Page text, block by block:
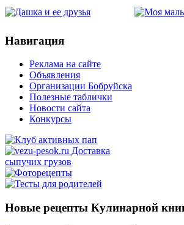
Навигация
Реклама на сайте
Объявления
Организации Бобруйска
Полезные таблички
Новости сайта
Конкурсы
Новые рецепты Кулинарной